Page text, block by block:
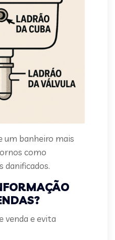
um banheiro mais
como
danificados.
venda e evita